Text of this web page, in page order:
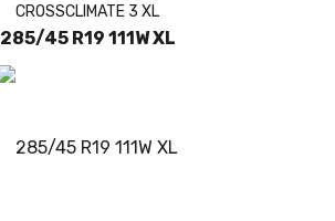
CROSSCLIMATE 3 XL
285/45 R19 111W XL